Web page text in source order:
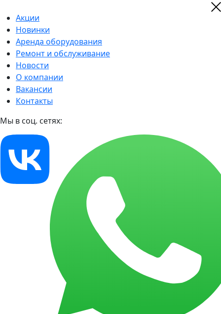
Акции
Новинки
Аренда оборудования
Ремонт и обслуживание
Новости
О компании
Вакансии
Контакты
Мы в соц. сетях: